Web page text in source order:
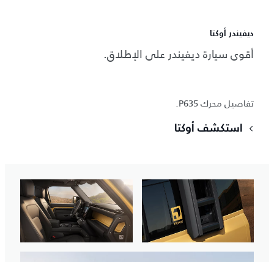
ديفيندر أوكتا
أقوى سيارة ديفيندر على الإطلاق.
تفاصيل محرك P635.
استكشف أوكتا